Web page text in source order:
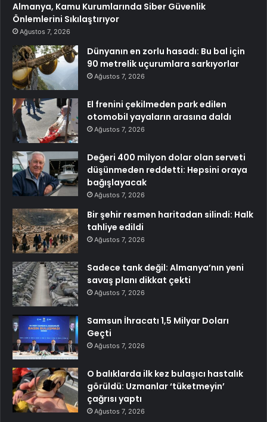
Almanya, Kamu Kurumlarında Siber Güvenlik
Önlemlerini Sıkılaştırıyor
Ağustos 7, 2026
Dünyanın en zorlu hasadı: Bu bal için
90 metrelik uçurumlara sarkıyorlar
Ağustos 7, 2026
El frenini çekilmeden park edilen
otomobil yayaların arasına daldı
Ağustos 7, 2026
Değeri 400 milyon dolar olan serveti
düşünmeden reddetti: Hepsini oraya
bağışlayacak
Ağustos 7, 2026
Bir şehir resmen haritadan silindi: Halk
tahliye edildi
Ağustos 7, 2026
Sadece tank değil: Almanya’nın yeni
savaş planı dikkat çekti
Ağustos 7, 2026
Samsun İhracatı 1,5 Milyar Doları
Geçti
Ağustos 7, 2026
O balıklarda ilk kez bulaşıcı hastalık
görüldü: Uzmanlar ‘tüketmeyin’
çağrısı yaptı
Ağustos 7, 2026